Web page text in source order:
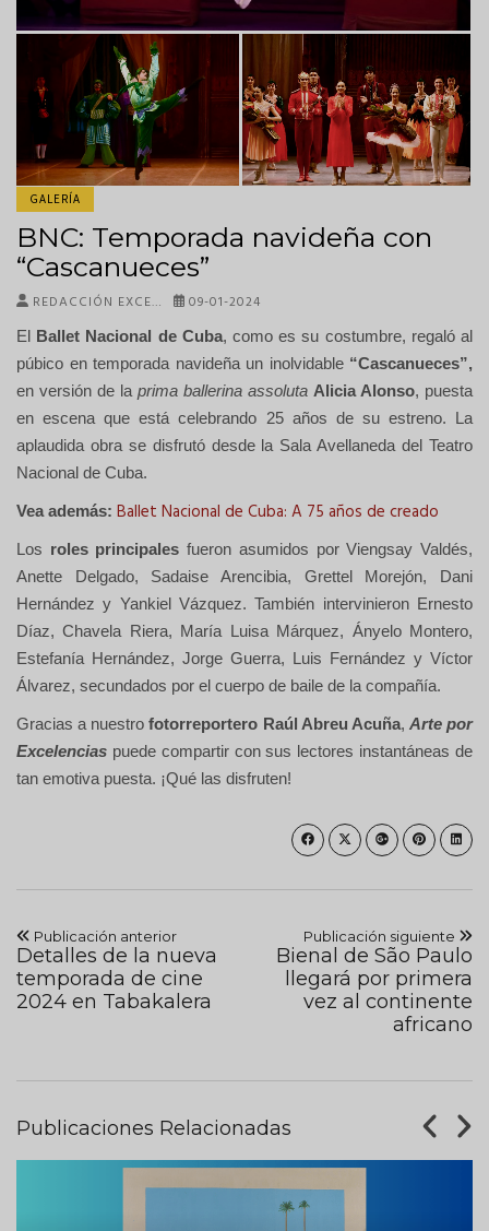
GALERÍA
BNC: Temporada navideña con
“Cascanueces”
REDACCIÓN EXCE… 09-01-2024
El Ballet Nacional de Cuba, como es su costumbre, regaló al
púbico en temporada navideña un inolvidable “Cascanueces”,
en versión de la prima ballerina assoluta Alicia Alonso, puesta
en escena que está celebrando 25 años de su estreno. La
aplaudida obra se disfrutó desde la Sala Avellaneda del Teatro
Nacional de Cuba.
Vea además: Ballet Nacional de Cuba: A 75 años de creado
Los roles principales fueron asumidos por Viengsay Valdés,
Anette Delgado, Sadaise Arencibia, Grettel Morejón, Dani
Hernández y Yankiel Vázquez. También intervinieron Ernesto
Díaz, Chavela Riera, María Luisa Márquez, Ányelo Montero,
Estefanía Hernández, Jorge Guerra, Luis Fernández y Víctor
Álvarez, secundados por el cuerpo de baile de la compañía.
Gracias a nuestrofotorreportero Raúl Abreu Acuña, Arte por
Excelencias puede compartir con sus lectores instantáneas de
tan emotiva puesta. ¡Qué las disfruten!
Publicación anterior
Detalles de la nueva
temporada de cine
2024 en Tabakalera
Publicación siguiente
Bienal de São Paulo
llegará por primera
vez al continente
africano
Publicaciones Relacionadas